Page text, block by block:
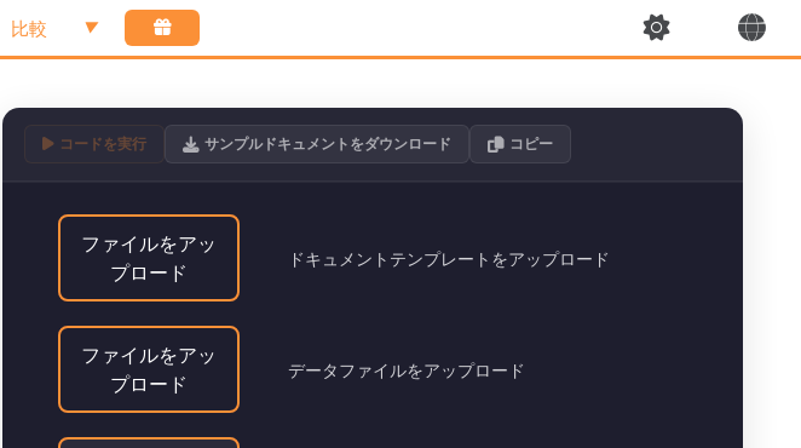
比較 ▼
コードを実行 サンプルドキュメントをダウンロード コピー
ファイルをアッ
プロード
ドキュメントテンプレートをアップロード
ファイルをアッ
プロード
データファイルをアップロード